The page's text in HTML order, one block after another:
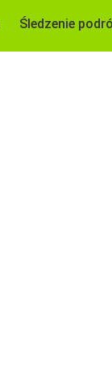
Śledzenie